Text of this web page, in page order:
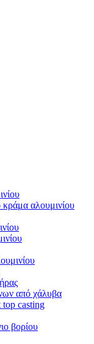
αλουμινίου
από χάλυβα
top casting
βορίου